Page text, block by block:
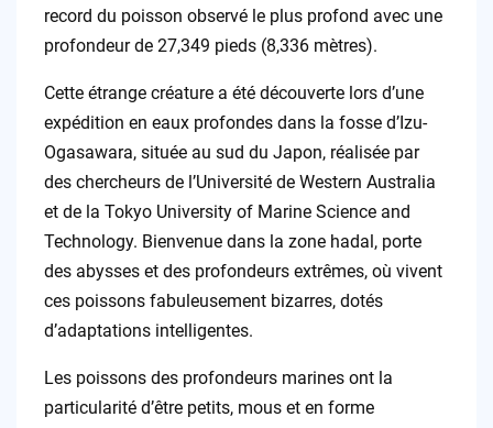
record du poisson observé le plus profond avec une
profondeur de 27,349 pieds (8,336 mètres).
Cette étrange créature a été découverte lors d’une
expédition en eaux profondes dans la fosse d’Izu-
Ogasawara, située au sud du Japon, réalisée par
des chercheurs de l’Université de Western Australia
et de la Tokyo University of Marine Science and
Technology. Bienvenue dans la zone hadal, porte
des abysses et des profondeurs extrêmes, où vivent
ces poissons fabuleusement bizarres, dotés
d’adaptations intelligentes.
Les poissons des profondeurs marines ont la
particularité d’être petits, mous et en forme